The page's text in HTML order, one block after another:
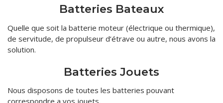
Batteries Bateaux
Quelle que soit la batterie moteur (électrique ou thermique),
de servitude, de propulseur d’étrave ou autre, nous avons la
solution.
Batteries Jouets
Nous disposons de toutes les batteries pouvant